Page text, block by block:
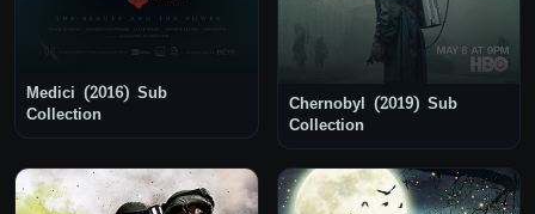
Medici (2016) Sub
Collection
Chernobyl (2019) Sub
Collection